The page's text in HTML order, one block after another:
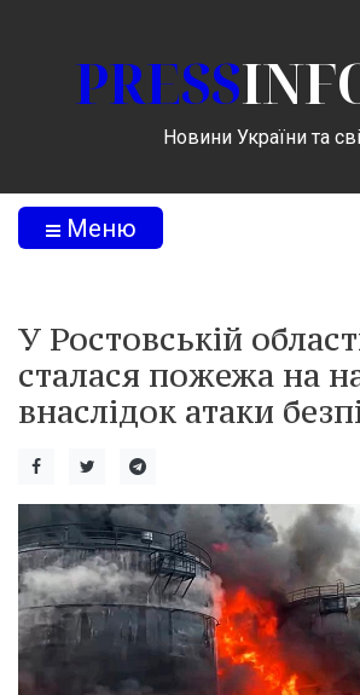
PRESS
Новини України та
Меню
У Ростовській
сталася пожежа на
внаслідок атаки